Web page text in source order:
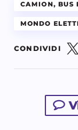
CAMION, BUS
MONDO
CONDIVIDI